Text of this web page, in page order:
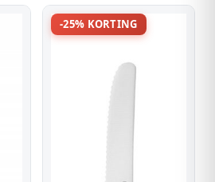
-25% KORTING